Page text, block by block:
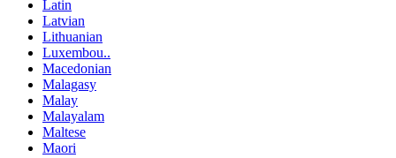
Latin
Latvian
Lithuanian
Luxembou..
Macedonian
Malagasy
Malay
Malayalam
Maltese
Maori